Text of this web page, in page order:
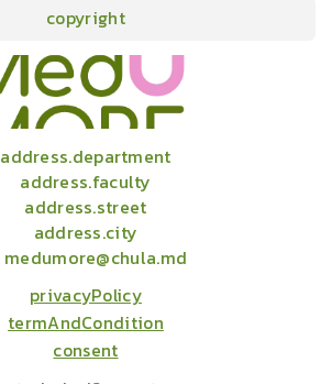
copyright
address.department
address.faculty
address.street
address.city
medumore@chula.md
privacyPolicy
termAndCondition
consent
onlineCourses academicConferencesnewsinfographic